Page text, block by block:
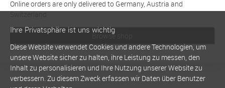
Online orders are only delivered to Germany, Austria and
Switzerland
Browse shop
Ihre Privatsphäre ist uns wichtig
Diese Website verwendet Cookies und andere Technologien, um
unsere Website sicher zu halten, ihre Leistung zu messen, den
Inhalt zu personalisieren und Ihre Nutzung unserer Website zu
verbessern. Zu diesem Zweck erfassen wir Daten über Benutzer